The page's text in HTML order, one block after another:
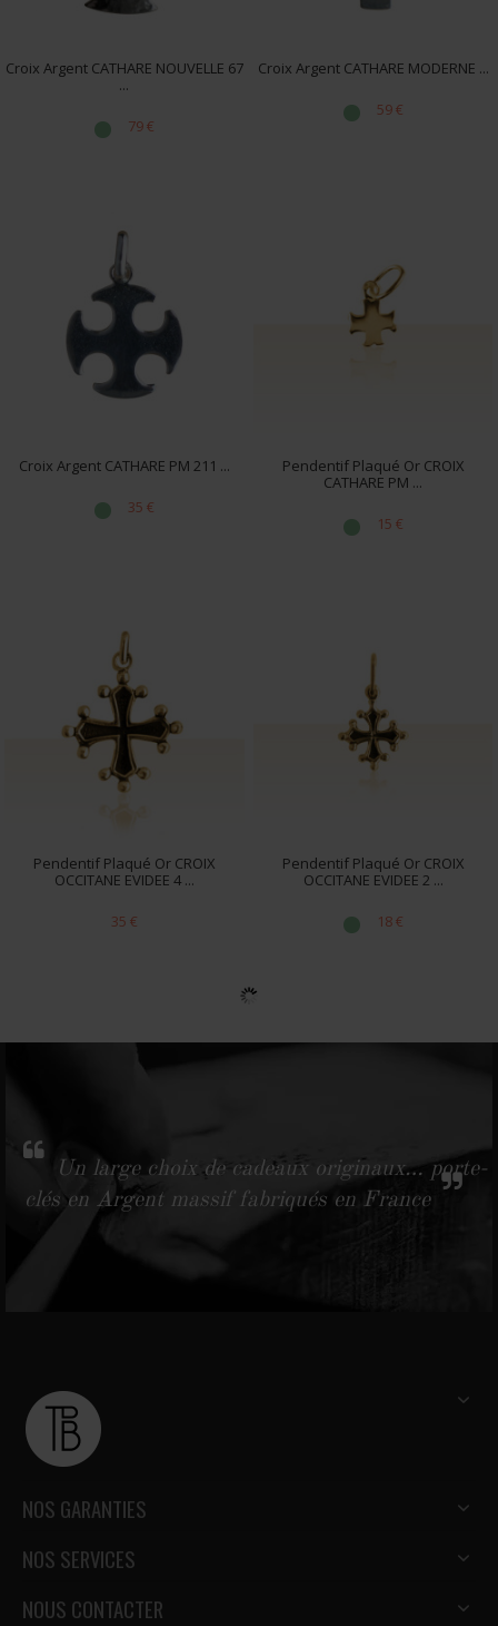
Croix Argent CATHARE NOUVELLE 67
...
79 €
Croix Argent CATHARE MODERNE ...
59 €
Croix Argent CATHARE PM 211 ...
35 €
Pendentif Plaqué Or CROIX
CATHARE PM ...
15 €
Pendentif Plaqué Or CROIX
OCCITANE EVIDEE 4 ...
35 €
Pendentif Plaqué Or CROIX
OCCITANE EVIDEE 2 ...
18 €
Un large choix de cadeaux originaux… porte-
clés en Argent massif fabriqués en France
NOS GARANTIES
NOS SERVICES
NOUS CONTACTER